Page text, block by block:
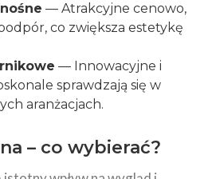
— Atrakcyjne cenowo,
co zwiększa estetykę
— Innowacyjne i
sprawdzają się w
aranżacjach.
– co wybierać?